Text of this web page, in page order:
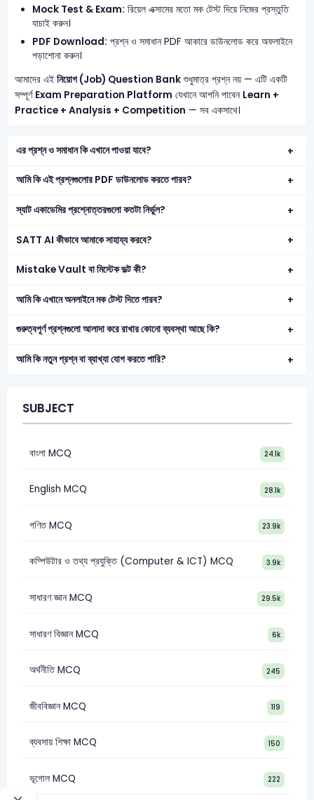
Mock Test & Exam: রিয়েল এক্সামের মতো মক টেস্ট দিয়ে নিজের প্রস্তুতি
যাচাই করুন।
PDF Download: প্রশ্ন ও সমাধান PDF আকারে ডাউনলোড করে অফলাইনে
পড়াশোনা করুন।
আমাদের এই নিয়োগ (Job) Question Bankশুধুমাত্র প্রশ্ন নয় — এটি একটি
সম্পূর্ণ Exam Preparation Platform যেখানে আপনি পাবেন Learn +
Practice + Analysis + Competition — সব একসাথে।
এর প্রশ্ন ও সমাধান কি এখানে পাওয়া যাবে?
আমি কি এই প্রশ্নগুলোর PDF ডাউনলোড করতে পারব?
স্যাট একাডেমির প্রশ্নোত্তরগুলো কতটা নির্ভুল?
SATT AI কীভাবে আমাকে সাহায্য করবে?
Mistake Vault বা মিস্টেক ভল্ট কী?
আমি কি এখানে অনলাইনে মক টেস্ট দিতে পারব?
গুরুত্বপূর্ণ প্রশ্নগুলো আলাদা করে রাখার কোনো ব্যবস্থা আছে কি?
আমি কি নতুন প্রশ্ন বা ব্যাখ্যা যোগ করতে পারি?
SUBJECT
বাংলা MCQ 24.1k
English MCQ 28.1k
গণিত MCQ 23.9k
কম্পিউটার ও তথ্য প্রযুক্তি (Computer & ICT) MCQ 3.9k
সাধারণ জ্ঞান MCQ 29.5k
সাধারণ বিজ্ঞান MCQ 6k
অর্থনীতি MCQ 245
জীববিজ্ঞান MCQ 119
ব্যবসায় শিক্ষা MCQ 150
ভূগোল MCQ 222